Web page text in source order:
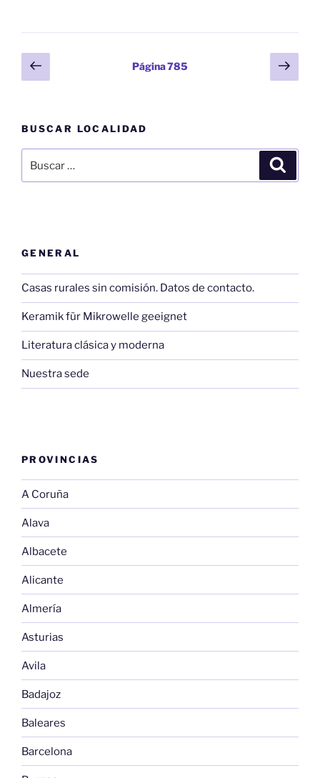
Paginación
de
Página
anterior
Página785
BUSCAR LOCALIDAD
por:
GENERAL
Casas rurales sin comisión. Datos de contacto.
Keramik für Mikrowelle geeignet
Literatura clásica y moderna
Nuestra sede
PROVINCIAS
A Coruña
Alava
Albacete
Alicante
Almería
Asturias
Avila
Badajoz
Baleares
Barcelona